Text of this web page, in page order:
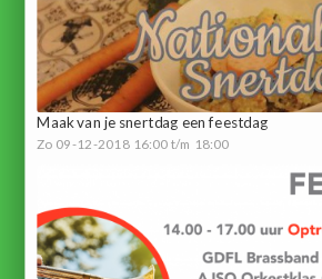
Maak van je snertdag een feestdag
Zo 09-12-2018 16:00 t/m 18:00